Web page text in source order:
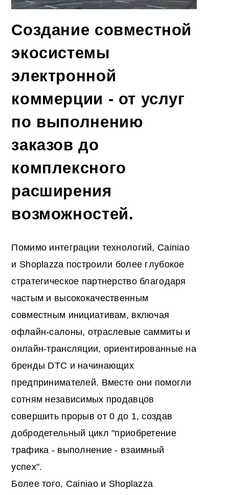
Создание совместной
экосистемы
электронной
коммерции - от услуг
по выполнению
заказов до
комплексного
расширения
возможностей.
Помимо интеграции технологий, Cainiao
и Shoplazza построили более глубокое
стратегическое партнерство благодаря
частым и высококачественным
совместным инициативам, включая
офлайн-салоны, отраслевые саммиты и
онлайн-трансляции, ориентированные на
бренды DTC и начинающих
предпринимателей. Вместе они помогли
сотням независимых продавцов
совершить прорыв от 0 до 1, создав
добродетельный цикл "приобретение
трафика - выполнение - взаимный
успех".
Более того, Cainiao и Shoplazza